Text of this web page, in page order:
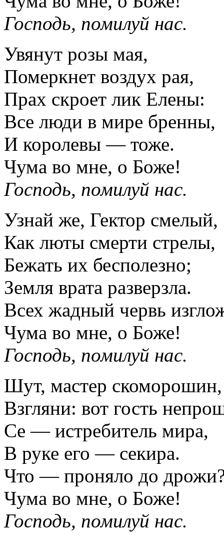
Господь, помилуй нас.
Увянут розы мая,
Померкнет воздух рая,
Прах скроет лик Елены:
Все люди в мире бренны,
И королевы — тоже.
Чума во мне, о Боже!
Господь, помилуй нас.
Узнай же, Гектор смелый,
Как люты смерти стрелы,
Бежать их бесполезно;
Земля врата разверзла.
Всех жадный червь
Чума во мне, о Боже!
Господь, помилуй нас.
Шут, мастер скоморошин,
Взгляни: вот гость
Се — истребитель мира,
В руке его — секира.
Что — проняло до
Чума во мне, о Боже!
Господь, помилуй нас.